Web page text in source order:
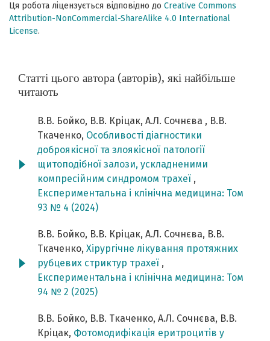
Ця робота ліцензується відповідно до Creative Commons
Attribution-NonCommercial-ShareAlike 4.0 International
License.
Статті цього автора (авторів), які найбільше
читають
В.В. Бойко, В.В. Кріцак, А.Л. Сочнєва , В.В.
Ткаченко, Особливості діагностики
доброякісної та злоякісної патології
щитоподібної залози, ускладненими
компресійним синдромом трахеї ,
Експериментальна і клінічна медицина: Том
93 № 4 (2024)
В.В. Бойко, В.В. Кріцак, А.Л. Сочнєва, В.В.
Ткаченко, Хірургічне лікування протяжних
рубцевих стриктур трахеї ,
Експериментальна і клінічна медицина: Том
94 № 2 (2025)
В.В. Бойко, В.В. Ткаченко, А.Л. Сочнєва, В.В.
Кріцак, Фотомодифікація еритроцитів у